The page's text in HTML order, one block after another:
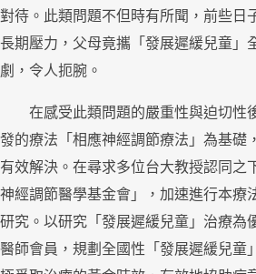
對待。此類問題不但時有所聞，前些日
長期壓力，父母竟攜「發展遲緩兒童」
劇，令人扼腕。
在感受此類問題的嚴重性與迫切性
發的療法「相應神經調節療法」為基礎
有效解決。在尋求多位台大教授認同之
神經調節醫學基金會」，加速進行本療
研究。以研究「發展遲緩兒童」治療為
醫師會員，規劃全國性「發展遲緩兒童